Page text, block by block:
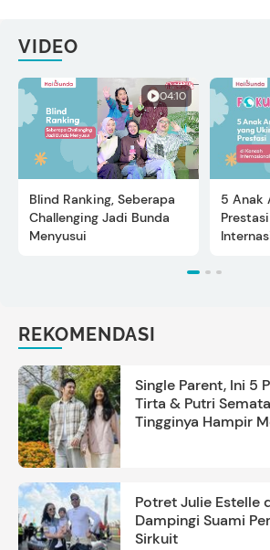
VIDEO
04:10
Blind Ranking, Seberapa
Challenging Jadi Bunda
Menyusui
5 Anak
REKOMENDASI
Single Parent, Ini 5
Tirta & Putri
Tingginya Hampir
Potret Julie Estelle
Dampingi Suami
Sirkuit